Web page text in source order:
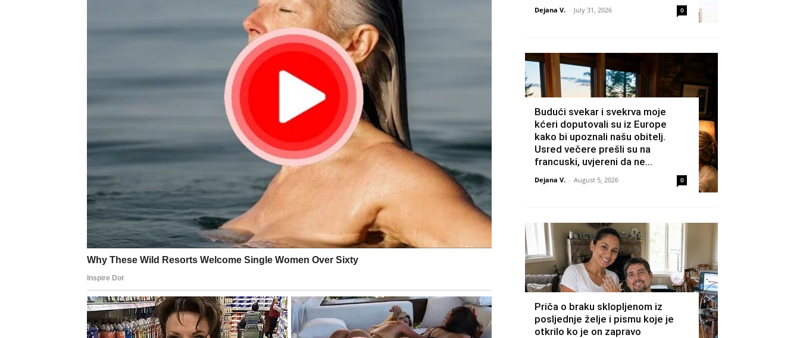
Dejana V. - July 31, 2026 0
Budući svekar i svekrva moje
kćeri doputovali su iz Europe
kako bi upoznali našu obitelj.
Usred večere prešli su na
francuski, uvjereni da ne...
Dejana V. - August 5, 2026 0
Priča o braku sklopljenom iz
posljednje želje i pismu koje je
otkrilo ko je on zapravo